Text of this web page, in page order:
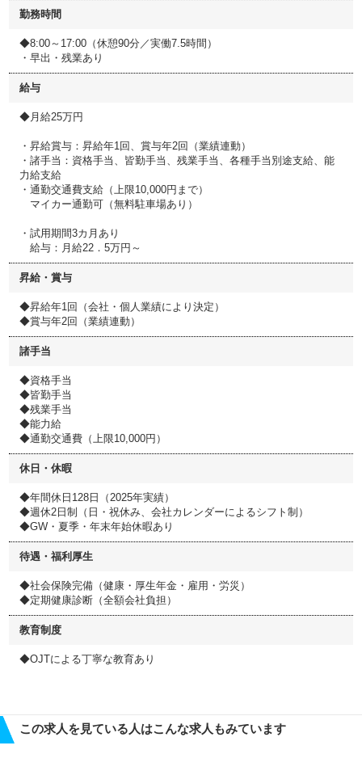
勤務時間
◆8:00～17:00（休憩90分／実働7.5時間）
・早出・残業あり
給与
◆月給25万円
・昇給賞与：昇給年1回、賞与年2回（業績連動）
・諸手当：資格手当、皆勤手当、残業手当、各種手当別途支給、能
力給支給
・通勤交通費支給（上限10,000円まで）
マイカー通勤可（無料駐車場あり）
・試用期間3カ月あり
給与：月給22．5万円～
昇給・賞与
◆昇給年1回（会社・個人業績により決定）
◆賞与年2回（業績連動）
諸手当
◆資格手当
◆皆勤手当
◆残業手当
◆能力給
◆通勤交通費（上限10,000円）
休日・休暇
◆年間休日128日（2025年実績）
◆週休2日制（日・祝休み、会社カレンダーによるシフト制）
◆GW・夏季・年末年始休暇あり
待遇・福利厚生
◆社会保険完備（健康・厚生年金・雇用・労災）
◆定期健康診断（全額会社負担）
教育制度
◆OJTによる丁寧な教育あり
この求人を見ている人はこんな求人もみています